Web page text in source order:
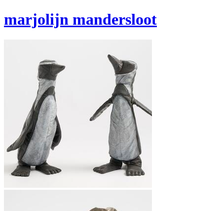
marjolijn mandersloot